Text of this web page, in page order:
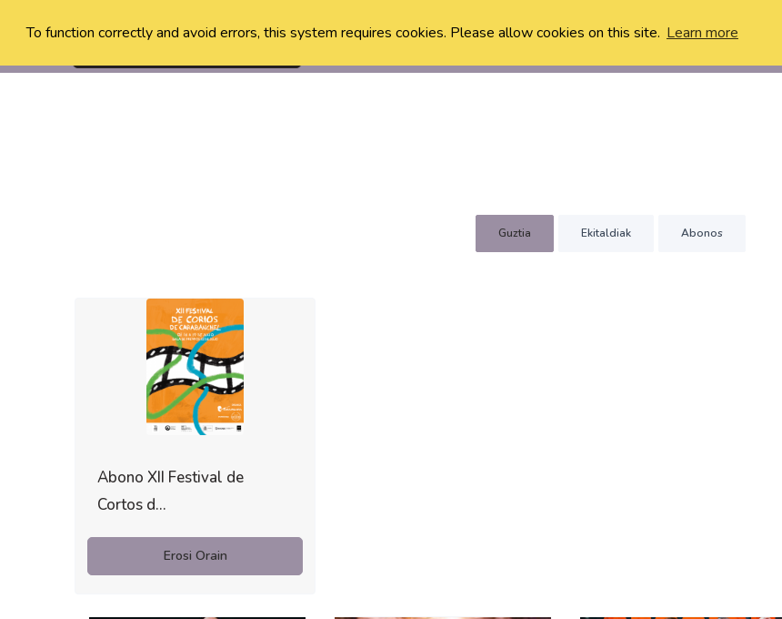
To function correctly and avoid errors, this system requires cookies. Please allow cookies on this site. Learn more
Guztia Ekitaldiak Abonos
Abono XII Festival de
Cortos d...
Erosi Orain